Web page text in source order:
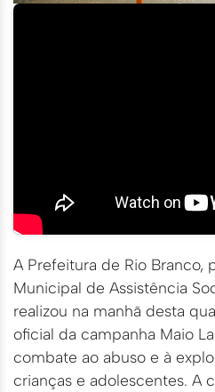
A Prefeitura de Rio Branco,
Municipal de Assistência
realizou na manhã desta
oficial da campanha Maio
combate ao abuso e à
crianças e adolescentes. A